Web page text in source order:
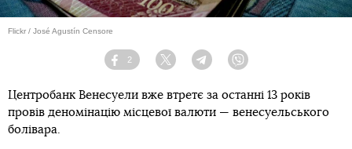
Flickr / José Agustín Censore
Facebook
2
Twitter TelegramViber
Центробанк Венесуели вже втретє за останні 13 років
провів деномінацію місцевої валюти — венесуельського
болівара.